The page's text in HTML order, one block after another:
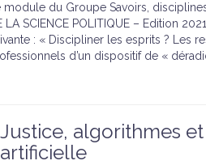
module du Groupe Savoirs,
LA SCIENCE POLITIQUE – Edition
: « Discipliner les esprits ? Les
d’un dispositif de «
Justice, algorithmes
artificielle